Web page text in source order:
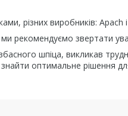
різних виробників:
рекомендуємо звертати
шпіца, викликав
оптимальне рішення